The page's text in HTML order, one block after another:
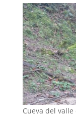
Cueva del